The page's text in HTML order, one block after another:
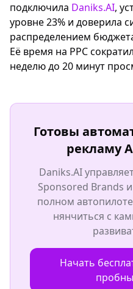
подключила Daniks.AI,
уровне 23% и доверила
распределением
Её время на PPC
неделю до 20 минут
Готовы
рекламу
Daniks.AI
Sponsored Brands
полном
нянчиться с
Начать